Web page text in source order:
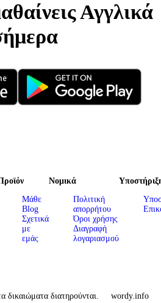
Αγγλικά
Μάθε
Blog
Σχετικά
με
εμάς
Νομικά
Πολιτική
απορρήτου
Όροι χρήσης
Διαγραφή
λογαριασμού
διατηρούνται. wordy.info